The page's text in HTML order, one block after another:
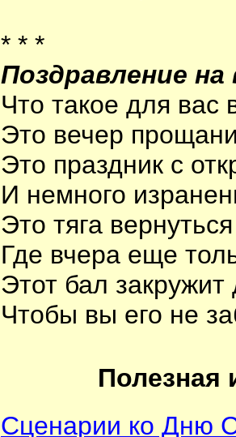
* * *
Поздравление на
Что такое для вас
Это вечер
Это праздник с
И немного
Это тяга
Где вчера еще
Этот бал закружит
Чтобы вы его не
Сценарии ко Дню